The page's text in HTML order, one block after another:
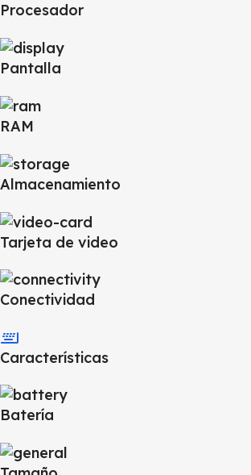
Procesador
Pantalla
RAM
Almacenamiento
Tarjeta de video
Conectividad
Características
Batería